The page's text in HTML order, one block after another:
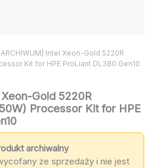
Intel Xeon-Gold 5220R
Kit for HPE ProLiant DL380 Gen10
Gold 5220R
Processor Kit for HPE
archiwalny
ze sprzedaży i nie jest